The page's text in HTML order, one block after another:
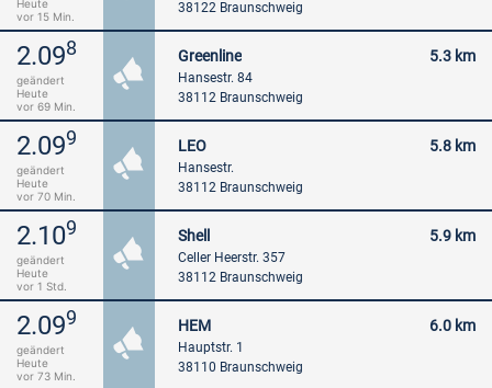
Heute
vor 15 Min.
38122 Braunschweig
2.098
geändert
Heute
vor 69 Min.
Greenline 5.3 km
Hansestr. 84
38112 Braunschweig
2.099
geändert
Heute
vor 70 Min.
LEO 5.8 km
Hansestr.
38112 Braunschweig
2.109
geändert
Heute
vor 1 Std.
Shell 5.9 km
Celler Heerstr. 357
38112 Braunschweig
2.099
geändert
Heute
vor 73 Min.
HEM 6.0 km
Hauptstr. 1
38110 Braunschweig